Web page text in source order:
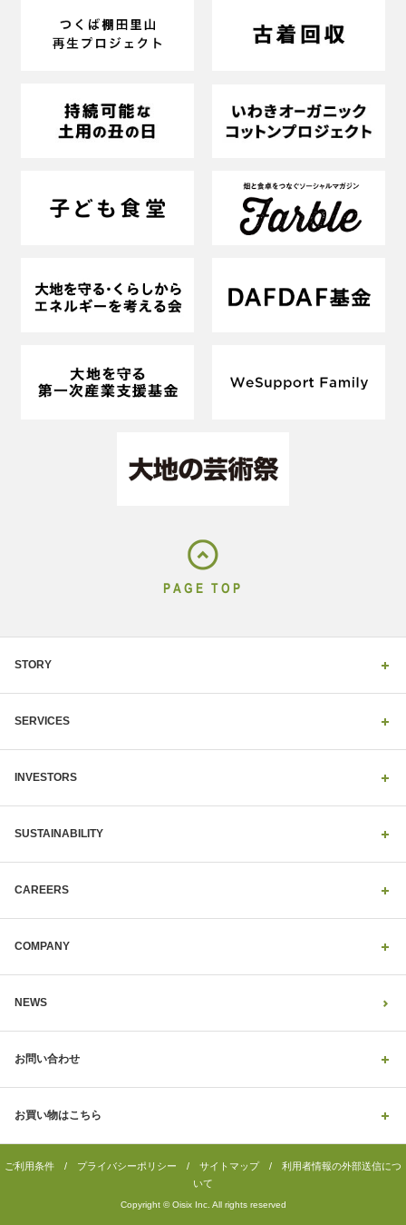
PAGE TOP
STORY
SERVICES
INVESTORS
SUSTAINABILITY
CAREERS
COMPANY
NEWS
お問い合わせ
お買い物はこちら
ご利用条件 / プライバシーポリシー / サイトマップ / 利用者情報の外部送信につ
いて
Copyright © Oisix Inc. All rights reserved